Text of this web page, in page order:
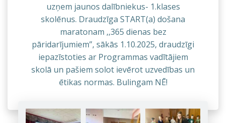
uzņem jaunos dalībniekus- 1.klases
skolēnus. Draudzīga START(a) došana
maratonam ,,365 dienas bez
pāridarījumiem”, sākās 1.10.2025, draudzīgi
iepazīstoties ar Programmas vadītājiem
skolā un pašiem solot ievērot uzvedības un
ētikas normas. Bulingam NĒ!